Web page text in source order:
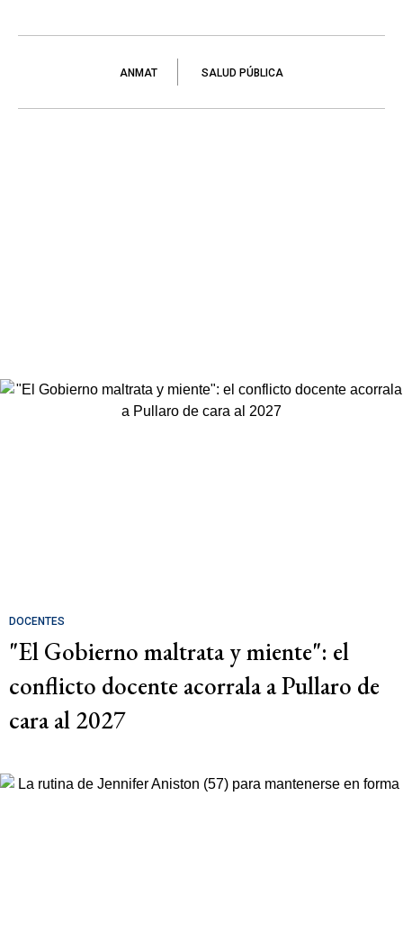
ANMAT SALUD PÚBLICA
DOCENTES
"El Gobierno maltrata y miente": el
conflicto docente acorrala a Pullaro de
cara al 2027